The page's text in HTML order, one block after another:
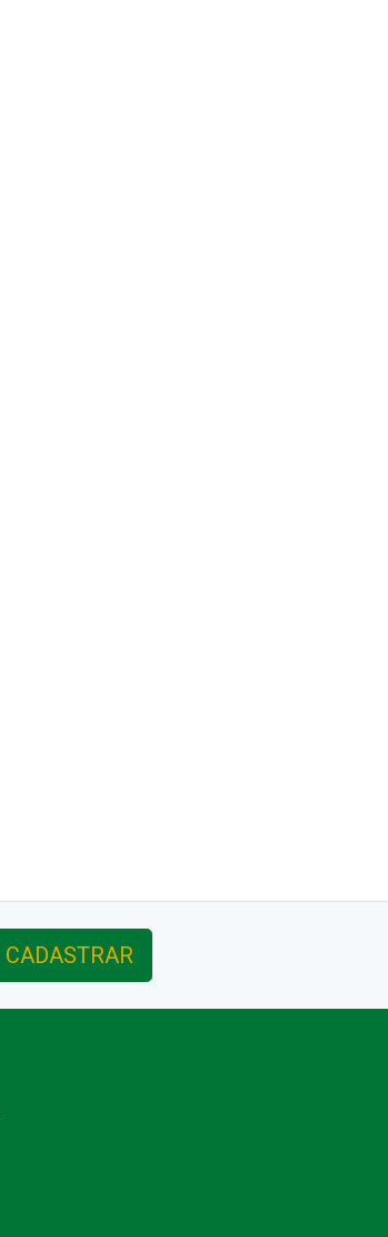
CADASTRAR